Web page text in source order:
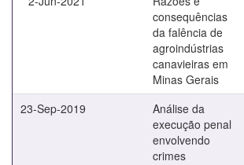
consequências
da falência de
agroindústrias
canavieiras em
Minas Gerais
23-Sep-2019
Análise da
execução penal
envolvendo
crimes